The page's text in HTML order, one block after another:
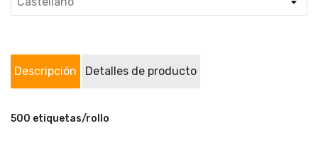
Descripción Detalles de producto
500 etiquetas/rollo